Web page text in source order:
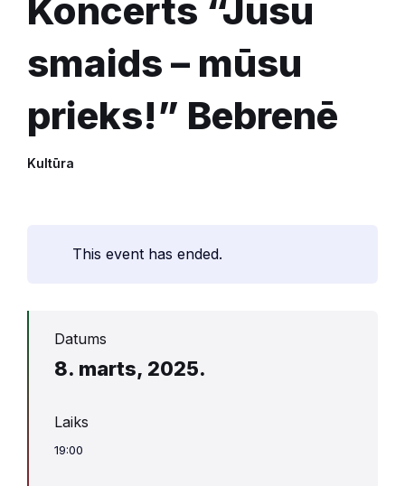
Koncerts “Jūsu
smaids – mūsu
prieks!” Bebrenē
Kultūra
This event has ended.
Datums
8. marts, 2025.
Laiks
19:00